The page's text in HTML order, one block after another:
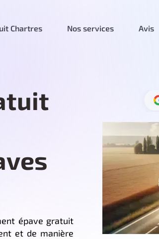
Chartres Nos services Avis
épave gratuit
et de manière